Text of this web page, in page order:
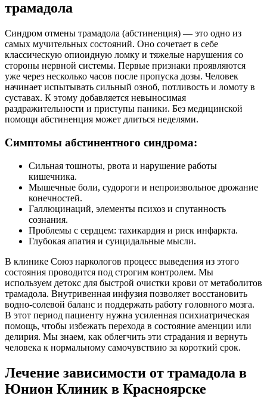
трамадола
Синдром отмены трамадола (абстиненция) — это одно из
самых мучительных состояний. Оно сочетает в себе
классическую опиоидную ломку и тяжелые нарушения со
стороны нервной системы. Первые признаки проявляются
уже через несколько часов после пропуска дозы. Человек
начинает испытывать сильный озноб, потливость и ломоту в
суставах. К этому добавляется невыносимая
раздражительности и приступы паники. Без медицинской
помощи абстиненция может длиться неделями.
Симптомы абстинентного синдрома:
Сильная тошноты, рвота и нарушение работы
кишечника.
Мышечные боли, судороги и непроизвольное дрожание
конечностей.
Галлюцинаций, элементы психоз и спутанность
сознания.
Проблемы с сердцем: тахикардия и риск инфаркта.
Глубокая апатия и суицидальные мысли.
В клинике Союз наркологов процесс выведения из этого
состояния проводится под строгим контролем. Мы
используем детокс для быстрой очистки крови от метаболитов
трамадола. Внутривенная инфузия позволяет восстановить
водно-солевой баланс и поддержать работу головного мозга.
В этот период пациенту нужна усиленная психиатрическая
помощь, чтобы избежать перехода в состояние аменции или
делирия. Мы знаем, как облегчить эти страдания и вернуть
человека к нормальному самочувствию за короткий срок.
Лечение зависимости от трамадола в
Юнион Клиник в Красноярске